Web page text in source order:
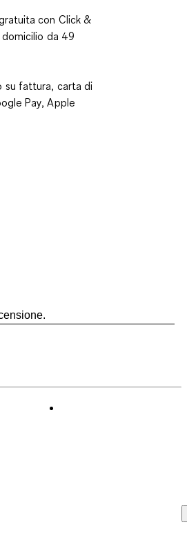
con Click &
da 49
su fattura, carta di
Pay, Apple